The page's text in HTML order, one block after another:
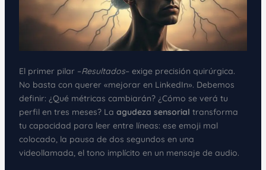
El primer pilar –Resultados– exige precisión quirúrgica.
No basta con querer «mejorar en LinkedIn». Debemos
definir: ¿Qué métricas cambiarán? ¿Cómo se verá tu
perfil en tres meses? La agudeza sensorial transforma
tu capacidad para leer entre líneas: ese emoji mal
colocado, la pausa de dos segundos en una
videollamada, el tono implícito en un mensaje de audio.